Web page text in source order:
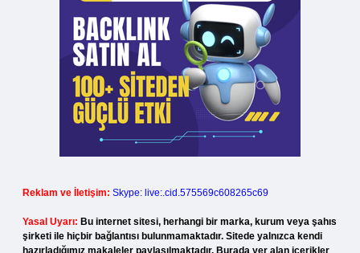
Reklam ve İletişim: Skype: live:.cid.575569c608265c69
Yasal Uyarı: Bu internet sitesi, herhangi bir marka, kurum veya şahıs
şirketi ile hiçbir bağlantısı bulunmamaktadır. Sitede yalnızca kendi
hazırladığımız makaleler paylaşılmaktadır. Burada yer alan içerikler